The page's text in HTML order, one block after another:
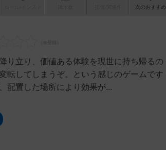
次のおすすめ
り立り、価値ある体験を現世に持ち帰るの
転してしまうぞ。という感じのゲームです
配置した場所により効果が...